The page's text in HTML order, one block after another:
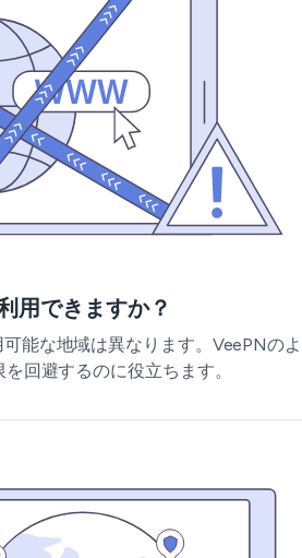
用できますか？
能な地域は異なります。VeePNのよ
回避するのに役立ちます。